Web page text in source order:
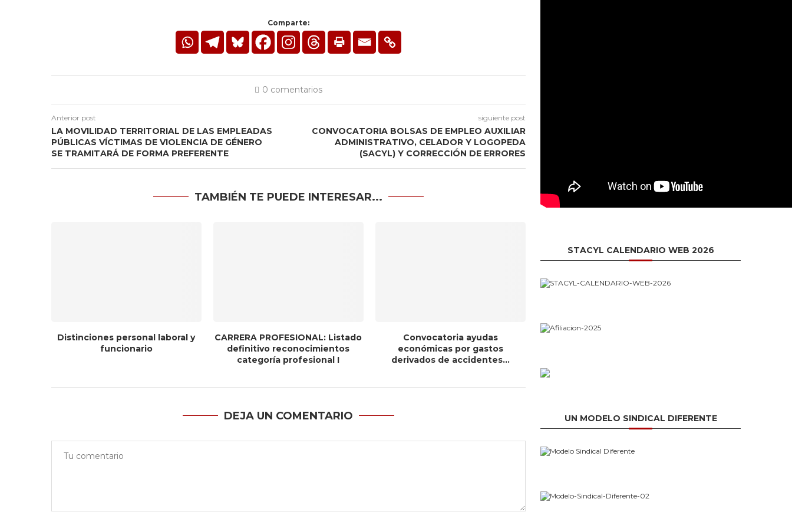
Comparte:
0 comentarios
Anterior post
LA MOVILIDAD TERRITORIAL DE LAS EMPLEADAS
PÚBLICAS VÍCTIMAS DE VIOLENCIA DE GÉNERO
SE TRAMITARÁ DE FORMA PREFERENTE
siguiente post
CONVOCATORIA BOLSAS DE EMPLEO AUXILIAR
ADMINISTRATIVO, CELADOR Y LOGOPEDA
(SACYL) Y CORRECCIÓN DE ERRORES
TAMBIÉN TE PUEDE INTERESAR...
Distinciones personal laboral y
funcionario
CARRERA PROFESIONAL: Listado
definitivo reconocimientos
categoría profesional I
Convocatoria ayudas
económicas por gastos
derivados de accidentes...
DEJA UN COMENTARIO
STACYL CALENDARIO WEB 2026
UN MODELO SINDICAL DIFERENTE